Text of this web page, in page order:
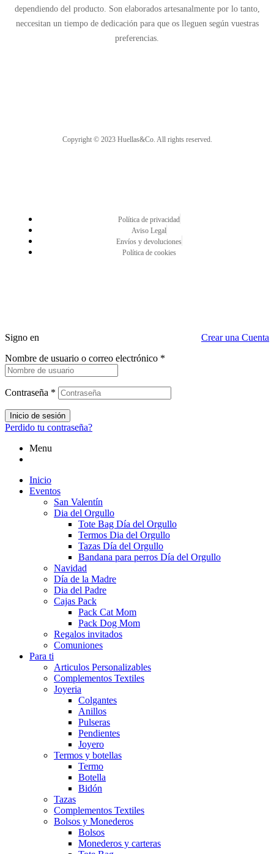
dependiendo del producto. Son elaborados artesanalmente por lo tanto,
neccesitan un tiempo de dedicación para que os lleguen según vuestras
preferencias.
Copyright © 2023 Huellas&Co. All rights reserved.
Política de privacidad
Aviso Legal
Envíos y devoluciones
Política de cookies
Signo en
Crear una Cuenta
Nombre de usuario o correo electrónico *
Contraseña *
Inicio de sesión
Perdido tu contraseña?
Menu
Inicio
Eventos
San Valentín
Dia del Orgullo
Tote Bag Día del Orgullo
Termos Dia del Orgullo
Tazas Día del Orgullo
Bandana para perros Día del Orgullo
Navidad
Día de la Madre
Dia del Padre
Cajas Pack
Pack Cat Mom
Pack Dog Mom
Regalos invitados
Comuniones
Para ti
Articulos Personalizables
Complementos Textiles
Joyeria
Colgantes
Anillos
Pulseras
Pendientes
Joyero
Termos y botellas
Termo
Botella
Bidón
Tazas
Complementos Textiles
Bolsos y Monederos
Bolsos
Monederos y carteras